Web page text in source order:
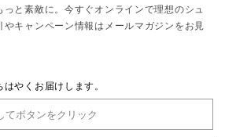
っと素敵に。今すぐオンラインで理想のシュ
やキャンペーン情報はメールマガジンをお見
やくお届けします。